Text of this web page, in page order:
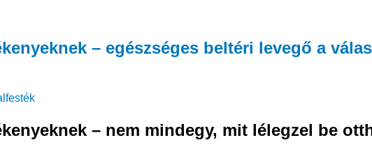
– egészséges beltéri levegő a
– nem mindegy, mit lélegzel be